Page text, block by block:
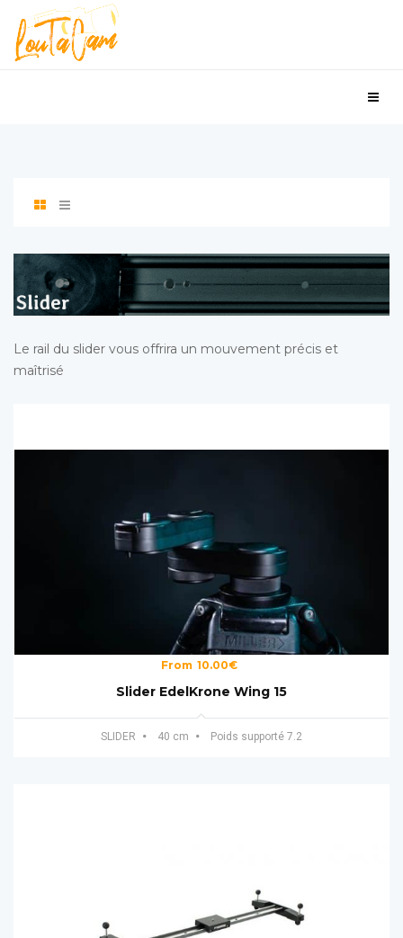
Le rail du slider vous offrira un mouvement précis et
maîtrisé
From 10.00€
Slider EdelKrone Wing 15
SLIDER 40 cm Poids supporté 7.2